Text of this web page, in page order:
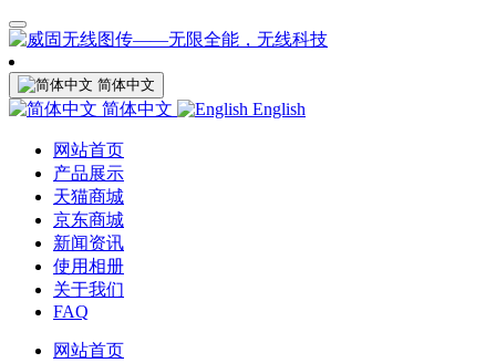
简体中文
简体中文 English
网站首页
产品展示
天猫商城
京东商城
新闻资讯
使用相册
关于我们
FAQ
网站首页